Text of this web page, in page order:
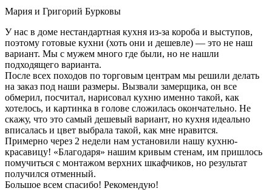
Мария и Григорий Бурковы
У нас в доме нестандартная кухня из-за короба и выступов,
поэтому готовые кухни (хоть они и дешевле) — это не наш
вариант. Мы с мужем много где были, но не нашли
подходящего варианта.
После всех походов по торговым центрам мы решили делать
на заказ под наши размеры. Вызвали замерщика, он все
обмерил, посчитал, нарисовал кухню именно такой, как
хотелось, и картинка в голове сложилась окончательно. Не
скажу, что это самый дешевый вариант, но кухня идеально
вписалась и цвет выбрала такой, как мне нравится.
Примерно через 2 недели нам установили нашу кухню-
красавицу! «Благодаря» нашим кривым стенам, им пришлось
помучиться с монтажом верхних шкафчиков, но результат
получился отменный.
Большое всем спасибо! Рекомендую!